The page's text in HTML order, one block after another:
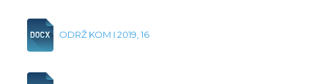
ODRŽ KOM I 2019, 16